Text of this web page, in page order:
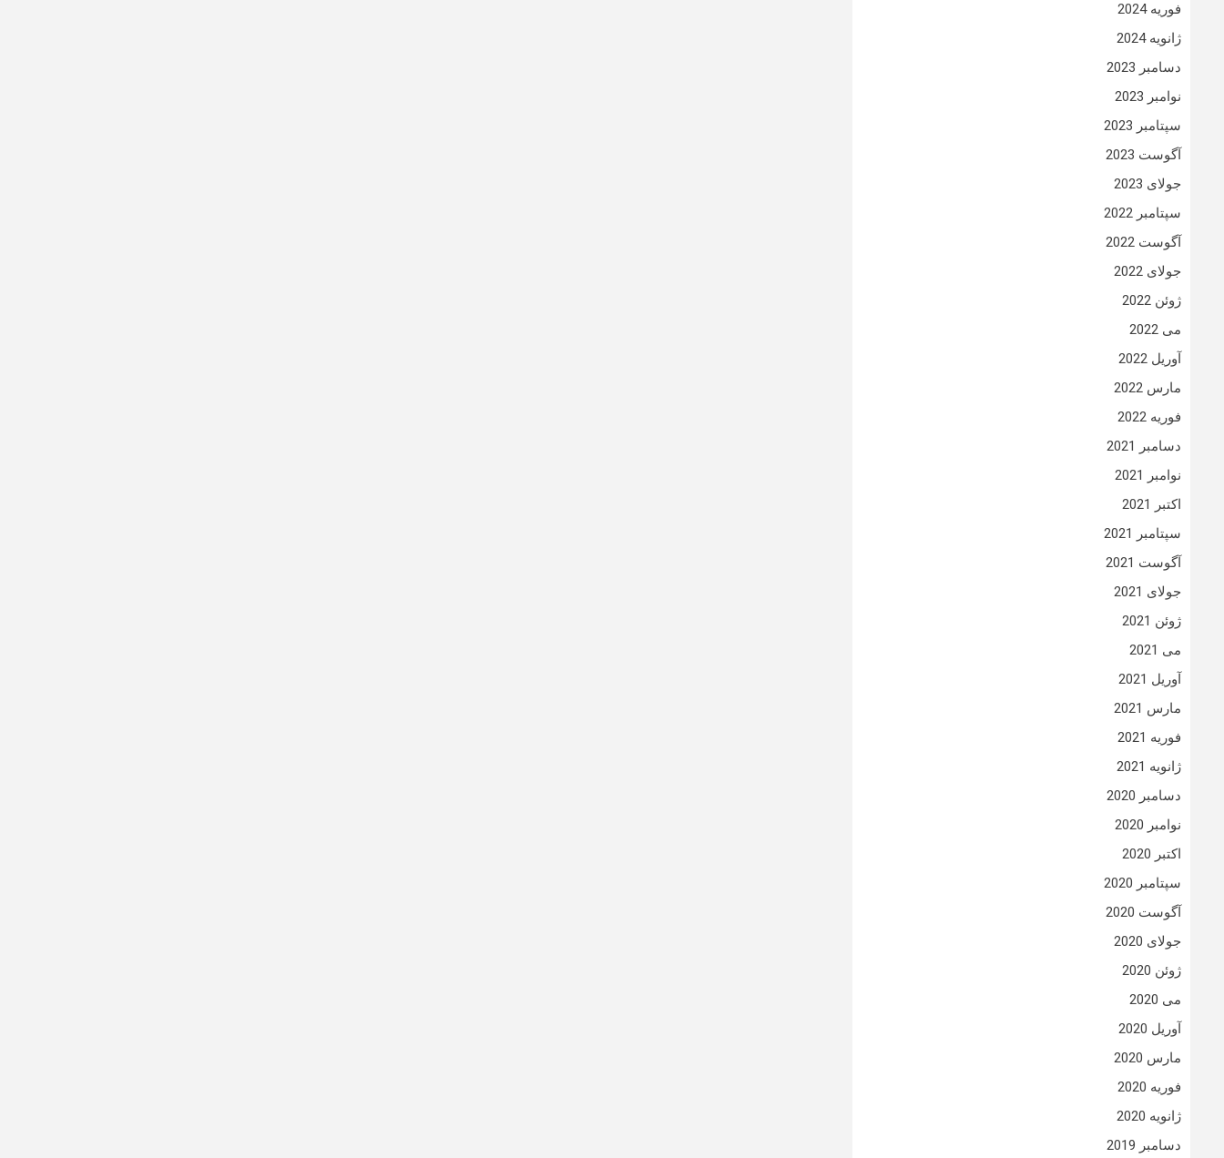
فوریه 2024
ژانویه 2024
دسامبر 2023
نوامبر 2023
سپتامبر 2023
آگوست 2023
جولای 2023
سپتامبر 2022
آگوست 2022
جولای 2022
ژوئن 2022
می 2022
آوریل 2022
مارس 2022
فوریه 2022
دسامبر 2021
نوامبر 2021
اکتبر 2021
سپتامبر 2021
آگوست 2021
جولای 2021
ژوئن 2021
می 2021
آوریل 2021
مارس 2021
فوریه 2021
ژانویه 2021
دسامبر 2020
نوامبر 2020
اکتبر 2020
سپتامبر 2020
آگوست 2020
جولای 2020
ژوئن 2020
می 2020
آوریل 2020
مارس 2020
فوریه 2020
ژانویه 2020
دسامبر 2019